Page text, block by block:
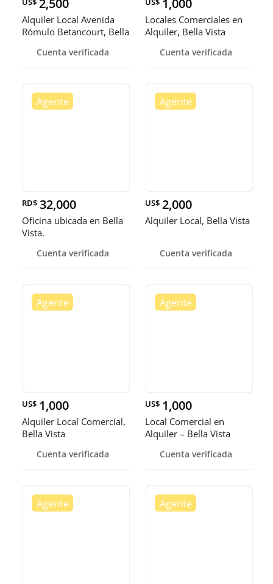
2,500
Alquiler Local Avenida
Rómulo Betancourt, Bella
Cuenta verificada
1,000
Locales Comerciales en
Alquiler, Bella Vista
Cuenta verificada
RD$ 32,000
Oficina ubicada en Bella
Vista.
Cuenta verificada
US$ 2,000
Alquiler Local, Bella Vista
Cuenta verificada
US$ 1,000
Alquiler Local Comercial,
Bella Vista
Cuenta verificada
US$ 1,000
Local Comercial en
Alquiler – Bella Vista
Cuenta verificada